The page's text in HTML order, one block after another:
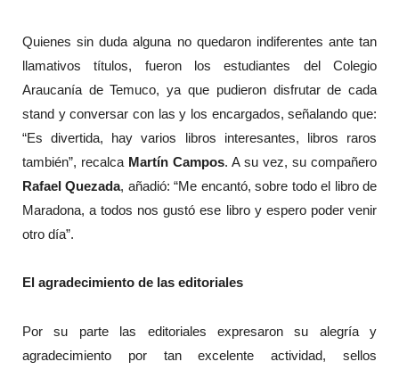
Quienes sin duda alguna no quedaron indiferentes ante tan
llamativos títulos, fueron los estudiantes del Colegio
Araucanía de Temuco, ya que pudieron disfrutar de cada
stand y conversar con las y los encargados, señalando que:
“Es divertida, hay varios libros interesantes, libros raros
también”, recalca Martín Campos. A su vez, su compañero
Rafael Quezada, añadió: “Me encantó, sobre todo el libro de
Maradona, a todos nos gustó ese libro y espero poder venir
otro día”.
El agradecimiento de las editoriales
Por su parte las editoriales expresaron su alegría y
agradecimiento por tan excelente actividad, sellos